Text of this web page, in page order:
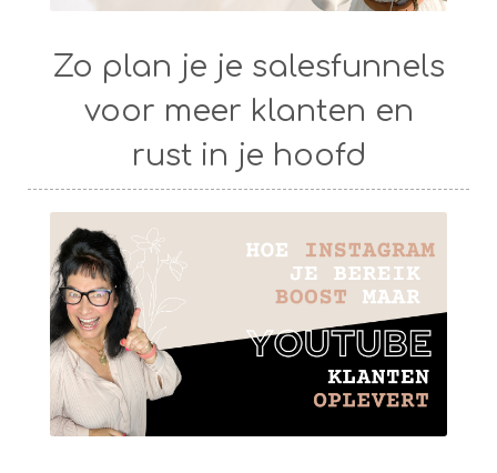
Zo plan je je salesfunnels
voor meer klanten en
rust in je hoofd